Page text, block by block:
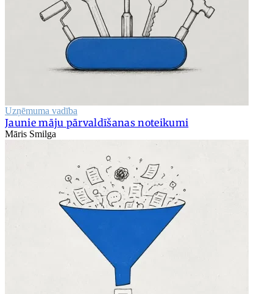
Uzņēmuma vadība
Jaunie māju pārvaldīšanas noteikumi
Māris Smilga